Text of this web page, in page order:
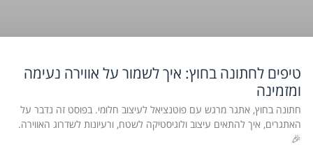
טיפים לחתונה בחוץ: איך לשמור על אווירה נעימה
ומזמינה
חתונה בחוץ, אתגר מרגש עם פוטנציאל לעיצוב חלומי. בפוסט זה נדבר על
האתגרים, איך להתאים עיצוב ולוגיסטיקה לשטח, ורעיונות לשדרוג האווירה.
🎉